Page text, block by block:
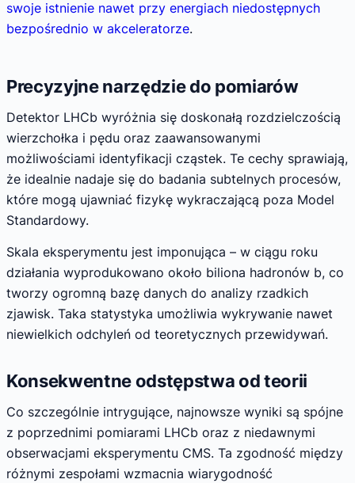
swoje istnienie nawet przy energiach niedostępnych
bezpośrednio w akceleratorze.
Precyzyjne narzędzie do pomiarów
Detektor LHCb wyróżnia się doskonałą rozdzielczością
wierzchołka i pędu oraz zaawansowanymi
możliwościami identyfikacji cząstek. Te cechy sprawiają,
że idealnie nadaje się do badania subtelnych procesów,
które mogą ujawniać fizykę wykraczającą poza Model
Standardowy.
Skala eksperymentu jest imponująca – w ciągu roku
działania wyprodukowano około biliona hadronów b, co
tworzy ogromną bazę danych do analizy rzadkich
zjawisk. Taka statystyka umożliwia wykrywanie nawet
niewielkich odchyleń od teoretycznych przewidywań.
Konsekwentne odstępstwa od teorii
Co szczególnie intrygujące, najnowsze wyniki są spójne
z poprzednimi pomiarami LHCb oraz z niedawnymi
obserwacjami eksperymentu CMS. Ta zgodność między
różnymi zespołami wzmacnia wiarygodność